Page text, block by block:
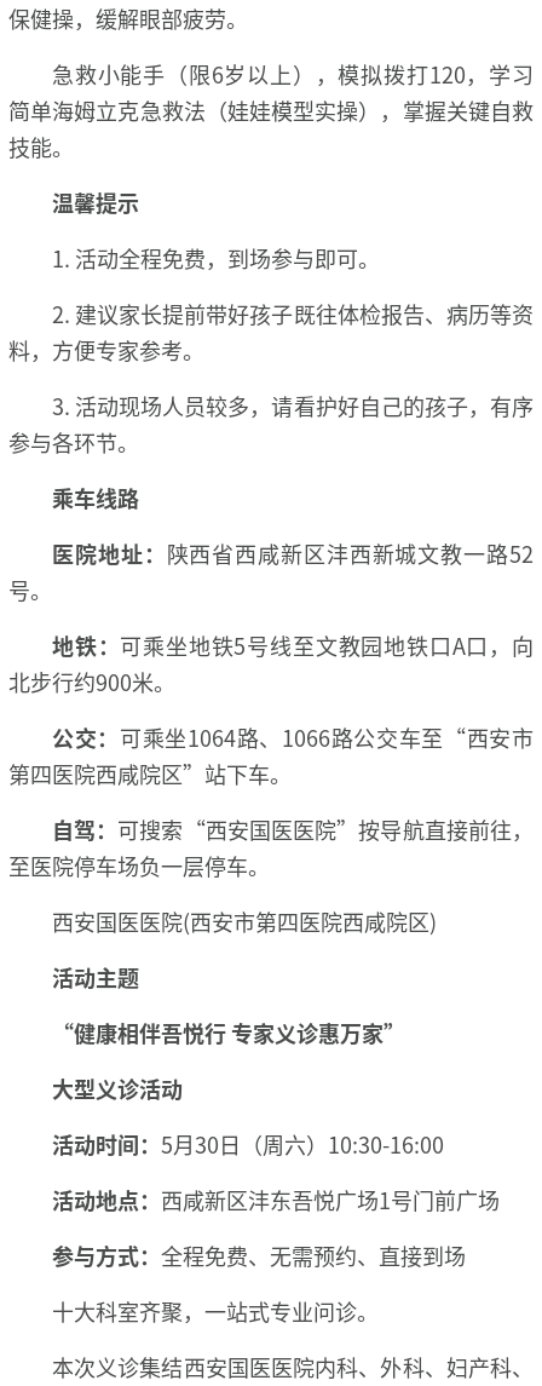
保健操，缓解眼部疲劳。
急救小能手（限6岁以上），模拟拨打120，学习
简单海姆立克急救法（娃娃模型实操），掌握关键自救
技能。
温馨提示
1. 活动全程免费，到场参与即可。
2. 建议家长提前带好孩子既往体检报告、病历等资
料，方便专家参考。
3. 活动现场人员较多，请看护好自己的孩子，有序
参与各环节。
乘车线路
医院地址： 陕西省西咸新区沣西新城文教一路52
号。
地铁： 可乘坐地铁5号线至文教园地铁口A口，向
北步行约900米。
公交： 可乘坐1064路、1066路公交车至“西安市
第四医院西咸院区”站下车。
自驾： 可搜索“西安国医医院”按导航直接前往，
至医院停车场负一层停车。
西安国医医院(西安市第四医院西咸院区)
活动主题
“健康相伴吾悦行 专家义诊惠万家”
大型义诊活动
活动时间： 5月30日（周六）10:30-16:00
活动地点： 西咸新区沣东吾悦广场1号门前广场
参与方式： 全程免费、无需预约、直接到场
十大科室齐聚，一站式专业问诊。
本次义诊集结西安国医医院内科、外科、妇产科、